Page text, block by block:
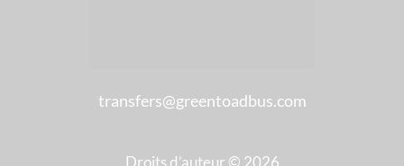
transfers@greentoadbus.com
Droits d’auteur © 2026